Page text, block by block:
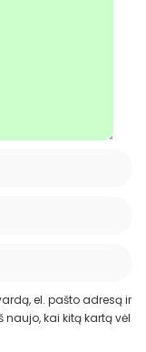
el. pašto adresą ir
naujo, kai kitą kartą vėl